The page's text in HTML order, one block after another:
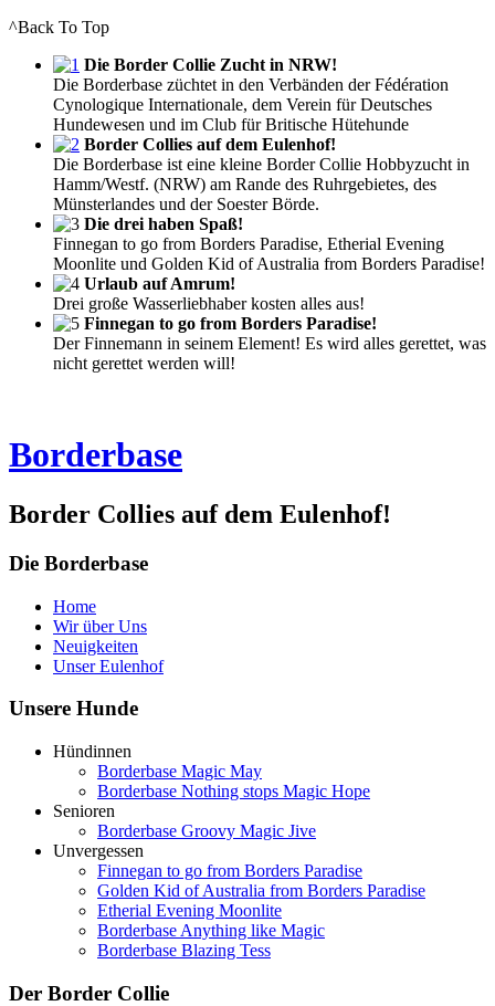
^Back To Top
Die Border Collie Zucht in NRW!
Die Borderbase züchtet in den Verbänden der Fédération
Cynologique Internationale, dem Verein für Deutsches
Hundewesen und im Club für Britische Hütehunde
Border Collies auf dem Eulenhof!
Die Borderbase ist eine kleine Border Collie Hobbyzucht in
Hamm/Westf. (NRW) am Rande des Ruhrgebietes, des
Münsterlandes und der Soester Börde.
Die drei haben Spaß!
Finnegan to go from Borders Paradise, Etherial Evening
Moonlite und Golden Kid of Australia from Borders Paradise!
Urlaub auf Amrum!
Drei große Wasserliebhaber kosten alles aus!
Finnegan to go from Borders Paradise!
Der Finnemann in seinem Element! Es wird alles gerettet, was
nicht gerettet werden will!
Borderbase
Border Collies auf dem Eulenhof!
Die Borderbase
Home
Wir über Uns
Neuigkeiten
Unser Eulenhof
Unsere Hunde
Hündinnen
Borderbase Magic May
Borderbase Nothing stops Magic Hope
Senioren
Borderbase Groovy Magic Jive
Unvergessen
Finnegan to go from Borders Paradise
Golden Kid of Australia from Borders Paradise
Etherial Evening Moonlite
Borderbase Anything like Magic
Borderbase Blazing Tess
Der Border Collie